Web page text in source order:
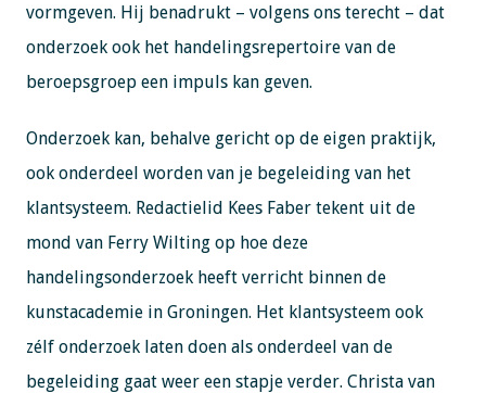
vormgeven. Hij benadrukt – volgens ons terecht – dat
onderzoek ook het handelingsrepertoire van de
beroepsgroep een impuls kan geven.
Onderzoek kan, behalve gericht op de eigen praktijk,
ook onderdeel worden van je begeleiding van het
klantsysteem. Redactielid Kees Faber tekent uit de
mond van Ferry Wilting op hoe deze
handelingsonderzoek heeft verricht binnen de
kunstacademie in Groningen. Het klantsysteem ook
zélf onderzoek laten doen als onderdeel van de
begeleiding gaat weer een stapje verder. Christa van